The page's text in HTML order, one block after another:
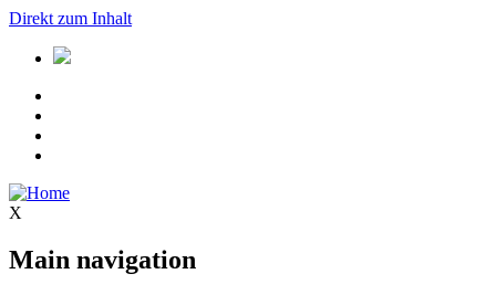
Direkt zum Inhalt
X
Main navigation